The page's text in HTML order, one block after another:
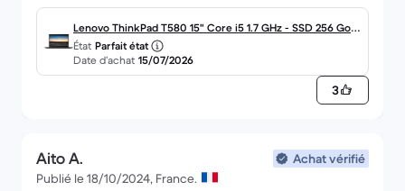
accessoires utilisés pour ce faire.
Il est bien évident que j’ai en ma possession les
pièces défectueuses et vous joints une photo de
Lenovo ThinkPad T580 15" Core i5 1.7 GHz - SSD 256 Go -
8 Go AZERTY - Français
État Parfait état
Date d’achat 15/07/2026
3
Aito A.
Achat vérifié
Publié le 18/10/2024, France.